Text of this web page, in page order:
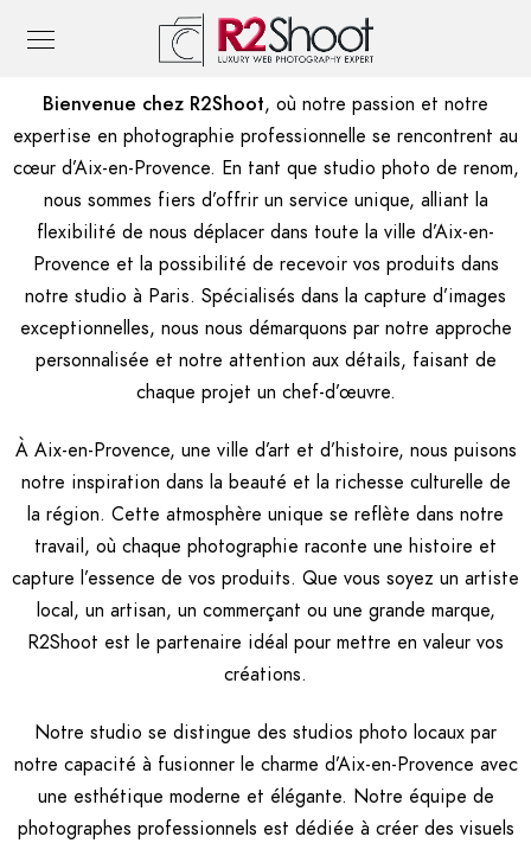
Bienvenue chez R2Shoot, où notre passion et notre
expertise en photographie professionnelle se rencontrent au
cœur d’Aix-en-Provence. En tant que studio photo de renom,
nous sommes fiers d’offrir un service unique, alliant la
flexibilité de nous déplacer dans toute la ville d’Aix-en-
Provence et la possibilité de recevoir vos produits dans
notre studio à Paris. Spécialisés dans la capture d’images
exceptionnelles, nous nous démarquons par notre approche
personnalisée et notre attention aux détails, faisant de
chaque projet un chef-d’œuvre.
À Aix-en-Provence, une ville d’art et d’histoire, nous puisons
notre inspiration dans la beauté et la richesse culturelle de
la région. Cette atmosphère unique se reflète dans notre
travail, où chaque photographie raconte une histoire et
capture l’essence de vos produits. Que vous soyez un artiste
local, un artisan, un commerçant ou une grande marque,
R2Shoot est le partenaire idéal pour mettre en valeur vos
créations.
Notre studio se distingue des studios photo locaux par
notre capacité à fusionner le charme d’Aix-en-Provence avec
une esthétique moderne et élégante. Notre équipe de
photographes professionnels est dédiée à créer des visuels